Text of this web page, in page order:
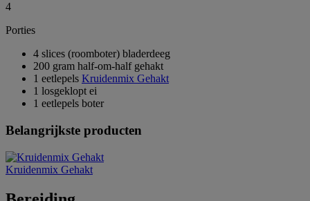
4
Porties
4 slices (roomboter) bladerdeeg
200 gram half-om-half gehakt
1 eetlepels Kruidenmix Gehakt
1 losgeklopt ei
1 eetlepels boter
Belangrijkste producten
Kruidenmix Gehakt